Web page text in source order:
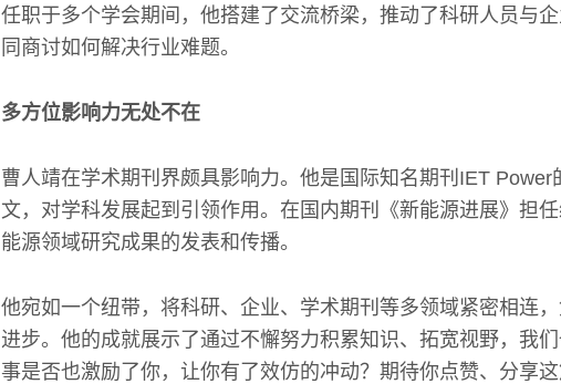
任职于多个学会期间，他搭建了交流桥梁，推动了科研人员与
同商讨如何解决行业难题。
多方位影响力无处不在
曹人靖在学术期刊界颇具影响力。他是国际知名期刊IET
文，对学科发展起到引领作用。在国内期刊《新能源进展》担
能源领域研究成果的发表和传播。
他宛如一个纽带，将科研、企业、学术期刊等多领域紧密相连
进步。他的成就展示了通过不懈努力积累知识、拓宽视野，我
事是否也激励了你，让你有了效仿的冲动？期待你点赞、分享